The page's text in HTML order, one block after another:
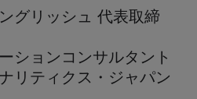
グリッシュ 代表取締
ションコンサルタント
リティクス・ジャパン